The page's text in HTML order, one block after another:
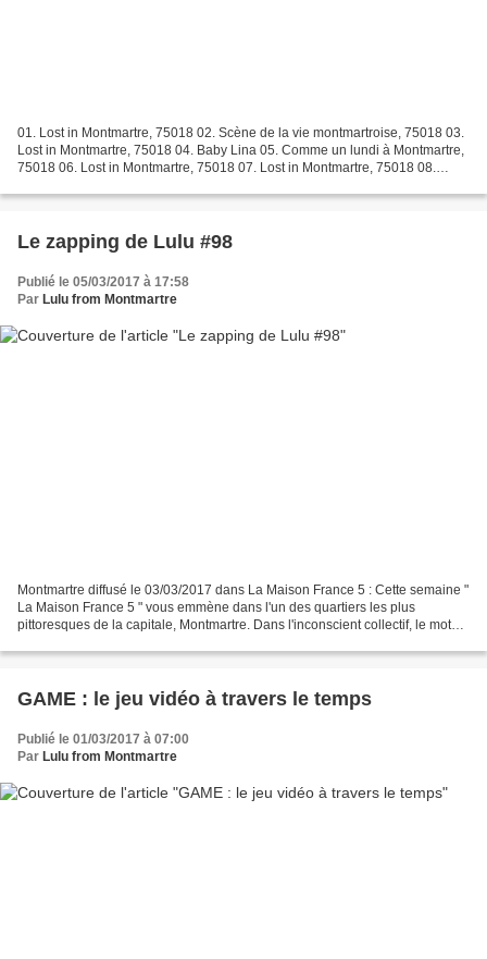
01. Lost in Montmartre, 75018 02. Scène de la vie montmartroise, 75018 03.
Lost in Montmartre, 75018 04. Baby Lina 05. Comme un lundi à Montmartre,
75018 06. Lost in Montmartre, 75018 07. Lost in Montmartre, 75018 08.
Le zapping de Lulu #98
Publié le 05/03/2017 à 17:58
Par Lulu from Montmartre
Montmartre diffusé le 03/03/2017 dans La Maison France 5 : Cette semaine "
La Maison France 5 " vous emmène dans l'un des quartiers les plus
pittoresques de la capitale, Montmartre. Dans l'inconscient collectif, le mot
GAME : le jeu vidéo à travers le temps
Publié le 01/03/2017 à 07:00
Par Lulu from Montmartre